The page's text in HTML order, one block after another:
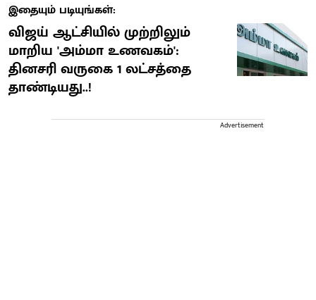
இதையும் படியுங்கள்:
விஜய் ஆட்சியில் முற்றிலும்
மாறிய 'அம்மா உணவகம்':
தினசரி வருகை 1 லட்சத்தை
தாண்டியது..!
Advertisement